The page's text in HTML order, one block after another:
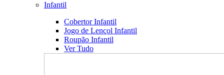
Infantil
Cobertor Infantil
Jogo de Lençol Infantil
Roupão Infantil
Ver Tudo